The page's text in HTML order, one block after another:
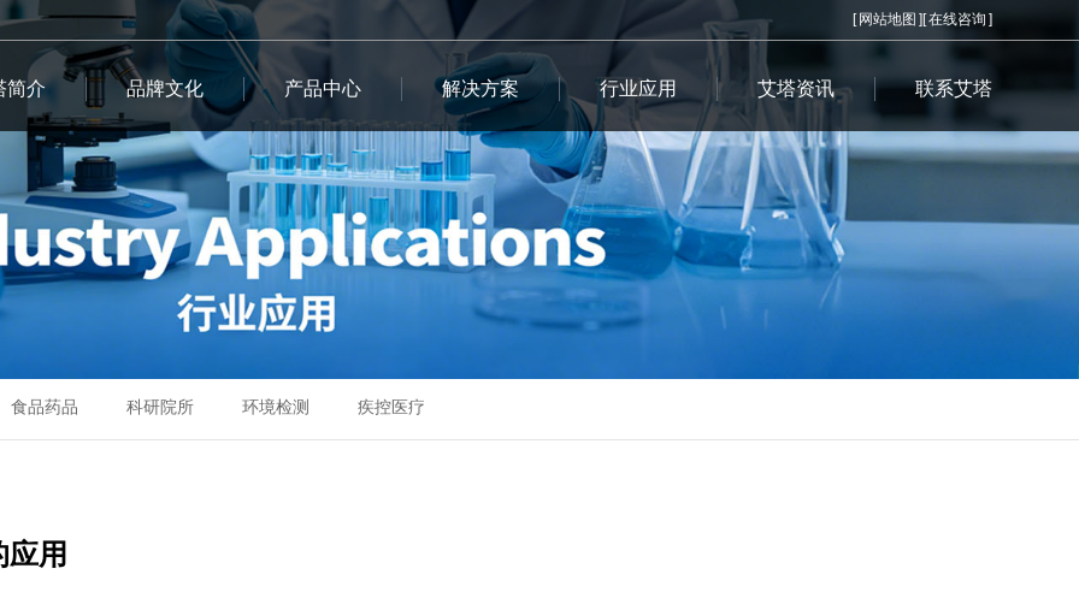
[ 网站地图 ][在线咨询 ]
简介 品牌文化 产品中心 解决方案 行业应用 艾塔资讯 联系艾塔
食品药品 科研院所 环境检测 疾控医疗
用